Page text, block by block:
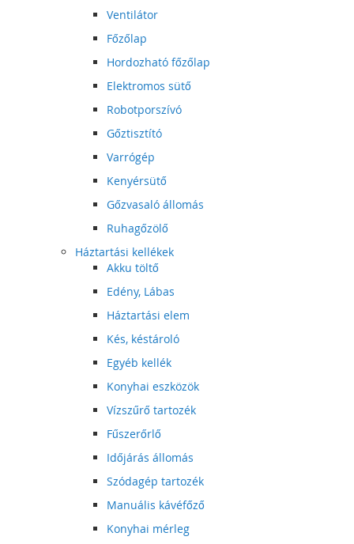
Ventilátor
Főzőlap
Hordozható főzőlap
Elektromos sütő
Robotporszívó
Gőztisztító
Varrógép
Kenyérsütő
Gőzvasaló állomás
Ruhagőzölő
Háztartási kellékek
Akku töltő
Edény, Lábas
Háztartási elem
Kés, késtároló
Egyéb kellék
Konyhai eszközök
Vízszűrő tartozék
Fűszerőrlő
Időjárás állomás
Szódagép tartozék
Manuális kávéfőző
Konyhai mérleg